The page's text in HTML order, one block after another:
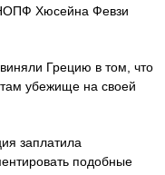
Хюсейна Февзи
Грецию в том, что
убежище на своей
заплатила
подобные